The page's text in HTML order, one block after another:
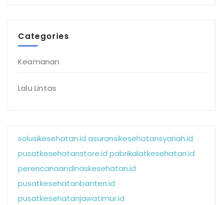
Categories
Keamanan
Lalu Lintas
solusikesehatan.id asuransikesehatansyariah.id
pusatkesehatanstore.id pabrikalatkesehatan.id
perencanaandinaskesehatan.id
pusatkesehatanbanten.id
pusatkesehatanjawatimur.id